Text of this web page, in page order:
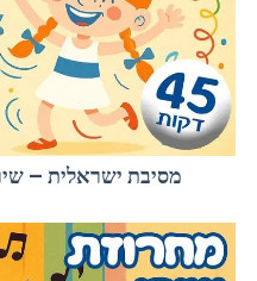
מסיבת ישראלית –